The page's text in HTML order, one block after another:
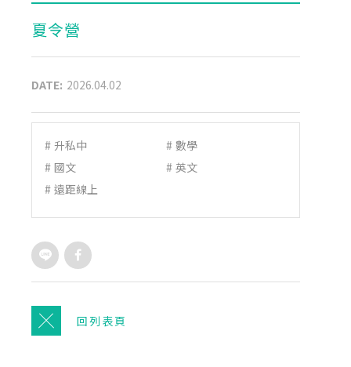
夏令營
DATE: 2026.04.02
# 升私中 # 數學
# 國文 # 英文
# 遠距線上
回列表頁